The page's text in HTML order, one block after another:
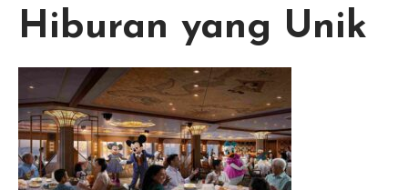
Hiburan yang Unik